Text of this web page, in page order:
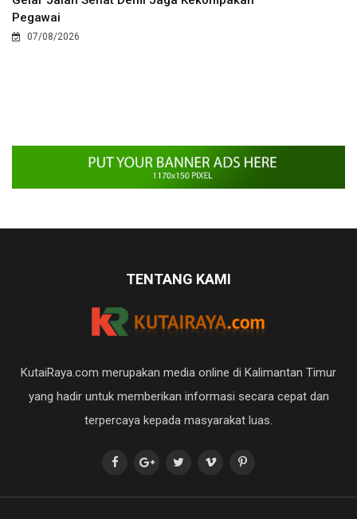
Pegawai
07/08/2026
TENTANG KAMI
KutaiRaya.com merupakan media online di Kalimantan Timur
yang hadir untuk memberikan informasi secara cepat dan
terpercaya kepada masyarakat luas.